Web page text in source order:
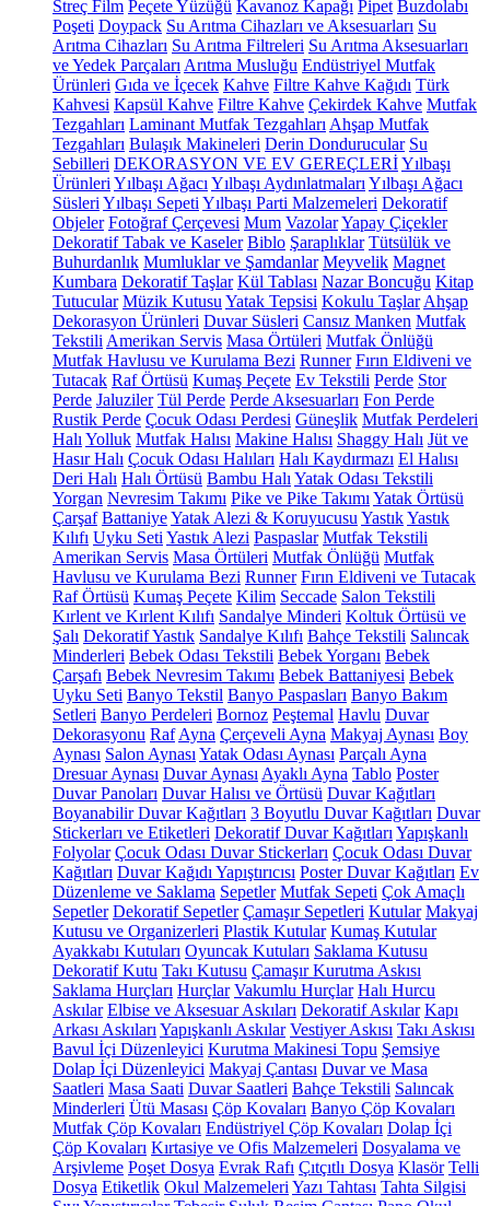
Streç Film Peçete Yüzüğü Kavanoz Kapağı Pipet Buzdolabı
Poşeti Doypack Su Arıtma Cihazları ve Aksesuarları Su
Arıtma Cihazları Su Arıtma Filtreleri Su Arıtma Aksesuarları
ve Yedek Parçaları Arıtma Musluğu Endüstriyel Mutfak
Ürünleri Gıda ve İçecek Kahve Filtre Kahve Kağıdı Türk
Kahvesi Kapsül Kahve Filtre Kahve Çekirdek Kahve Mutfak
Tezgahları Laminant Mutfak Tezgahları Ahşap Mutfak
Tezgahları Bulaşık Makineleri Derin Dondurucular Su
Sebilleri DEKORASYON VE EV GEREÇLERİYılbaşı
Ürünleri Yılbaşı Ağacı Yılbaşı Aydınlatmaları Yılbaşı Ağacı
Süsleri Yılbaşı Sepeti Yılbaşı Parti Malzemeleri Dekoratif
Objeler Fotoğraf Çerçevesi Mum VazolarYapay Çiçekler
Dekoratif Tabak ve Kaseler Biblo Şaraplıklar Tütsülük ve
Buhurdanlık Mumluklar ve Şamdanlar Meyvelik Magnet
Kumbara Dekoratif Taşlar Kül Tablası Nazar Boncuğu Kitap
Tutucular Müzik Kutusu Yatak Tepsisi Kokulu Taşlar Ahşap
Dekorasyon Ürünleri Duvar Süsleri Cansız Manken Mutfak
Tekstili Amerikan Servis Masa Örtüleri Mutfak Önlüğü
Mutfak Havlusu ve Kurulama Bezi Runner Fırın Eldiveni ve
Tutacak Raf Örtüsü Kumaş Peçete Ev Tekstili Perde Stor
Perde Jaluziler Tül Perde Perde Aksesuarları Fon Perde
Rustik Perde Çocuk Odası Perdesi Güneşlik Mutfak Perdeleri
Halı Yolluk Mutfak Halısı Makine Halısı Shaggy Halı Jüt ve
Hasır Halı Çocuk Odası Halıları Halı Kaydırmazı El Halısı
Deri Halı Halı Örtüsü Bambu Halı Yatak Odası Tekstili
Yorgan Nevresim Takımı Pike ve Pike Takımı Yatak Örtüsü
Çarşaf BattaniyeYatak Alezi & Koruyucusu YastıkYastık
Kılıfı Uyku Seti Yastık Alezi Paspaslar Mutfak Tekstili
Amerikan Servis Masa Örtüleri Mutfak Önlüğü Mutfak
Havlusu ve Kurulama Bezi Runner Fırın Eldiveni ve Tutacak
Raf Örtüsü Kumaş Peçete Kilim Seccade Salon Tekstili
Kırlent ve Kırlent Kılıfı Sandalye Minderi Koltuk Örtüsü ve
Şalı Dekoratif Yastık Sandalye Kılıfı Bahçe Tekstili Salıncak
Minderleri Bebek Odası Tekstili Bebek Yorganı Bebek
Çarşafı Bebek Nevresim Takımı Bebek Battaniyesi Bebek
Uyku Seti Banyo Tekstil Banyo Paspasları Banyo Bakım
Setleri Banyo Perdeleri Bornoz Peştemal Havlu Duvar
Dekorasyonu Raf Ayna Çerçeveli Ayna Makyaj Aynası Boy
Aynası Salon Aynası Yatak Odası Aynası Parçalı Ayna
Dresuar Aynası Duvar Aynası Ayaklı Ayna Tablo Poster
Duvar Panoları Duvar Halısı ve Örtüsü Duvar Kağıtları
Boyanabilir Duvar Kağıtları 3 Boyutlu Duvar Kağıtları Duvar
Stickerları ve Etiketleri Dekoratif Duvar Kağıtları Yapışkanlı
Folyolar Çocuk Odası Duvar Stickerları Çocuk Odası Duvar
Kağıtları Duvar Kağıdı Yapıştırıcısı Poster Duvar Kağıtları Ev
Düzenleme ve Saklama Sepetler Mutfak Sepeti Çok Amaçlı
Sepetler Dekoratif Sepetler Çamaşır Sepetleri Kutular Makyaj
Kutusu ve Organizerleri Plastik Kutular Kumaş Kutular
Ayakkabı Kutuları Oyuncak Kutuları Saklama Kutusu
Dekoratif Kutu Takı Kutusu Çamaşır Kurutma Askısı
Saklama Hurçları Hurçlar Vakumlu Hurçlar Halı Hurcu
Askılar Elbise ve Aksesuar Askıları Dekoratif Askılar Kapı
Arkası Askıları Yapışkanlı Askılar Vestiyer Askısı Takı Askısı
Bavul İçi Düzenleyici Kurutma Makinesi Topu Şemsiye
Dolap İçi Düzenleyici Makyaj Çantası Duvar ve Masa
Saatleri Masa Saati Duvar Saatleri Bahçe Tekstili Salıncak
Minderleri Ütü Masası Çöp Kovaları Banyo Çöp Kovaları
Mutfak Çöp Kovaları Endüstriyel Çöp Kovaları Dolap İçi
Çöp Kovaları Kırtasiye ve Ofis Malzemeleri Dosyalama ve
Arşivleme Poşet Dosya Evrak Rafı Çıtçıtlı Dosya Klasör Telli
Dosya Etiketlik Okul Malzemeleri Yazı Tahtası Tahta Silgisi